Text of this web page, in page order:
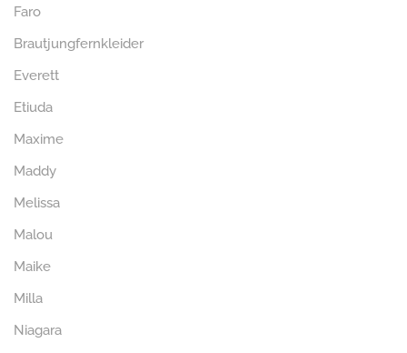
Faro
Brautjungfernkleider
Everett
Etiuda
Maxime
Maddy
Melissa
Malou
Maike
Milla
Niagara